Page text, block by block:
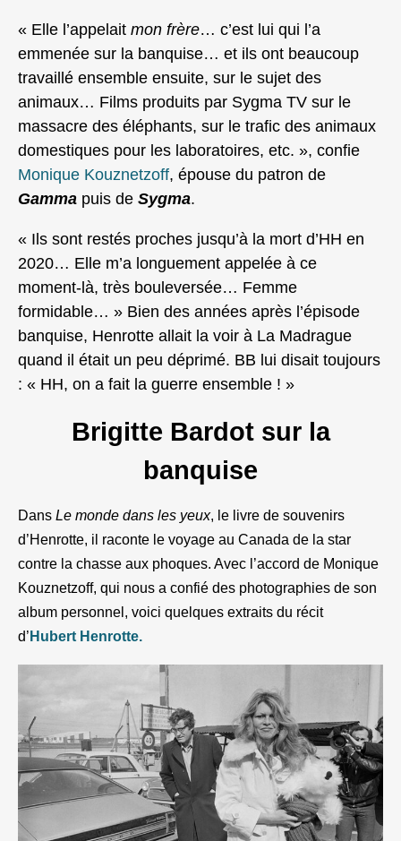
« Elle l’appelait mon frère… c’est lui qui l’a
emmenée sur la banquise… et ils ont beaucoup
travaillé ensemble ensuite, sur le sujet des
animaux… Films produits par Sygma TV sur le
massacre des éléphants, sur le trafic des animaux
domestiques pour les laboratoires, etc. », confie
Monique Kouznetzoff, épouse du patron de
Gamma puis de Sygma.
« Ils sont restés proches jusqu’à la mort d’HH en
2020… Elle m’a longuement appelée à ce
moment‑là, très bouleversée… Femme
formidable… » Bien des années après l’épisode
banquise, Henrotte allait la voir à La Madrague
quand il était un peu déprimé. BB lui disait toujours
: « HH, on a fait la guerre ensemble ! »
Brigitte Bardot sur la
banquise
Dans Le monde dans les yeux, le livre de souvenirs
d’Henrotte, il raconte le voyage au Canada de la star
contre la chasse aux phoques. Avec l’accord de Monique
Kouznetzoff, qui nous a confié des photographies de son
album personnel, voici quelques extraits du récit
d’ Hubert Henrotte.